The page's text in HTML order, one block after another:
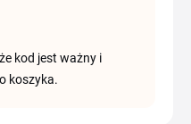
kod jest ważny i
koszyka.